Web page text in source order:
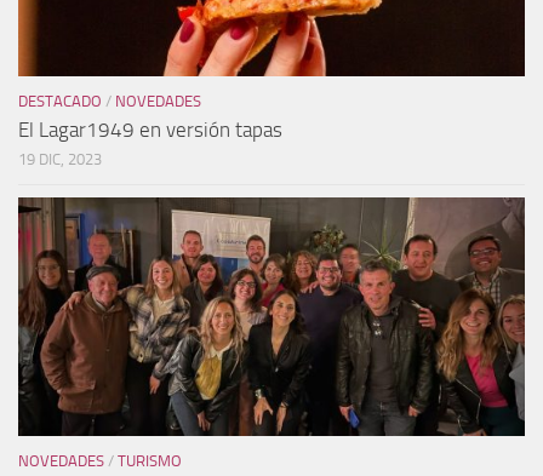
DESTACADO / NOVEDADES
El Lagar1949 en versión tapas
19 DIC, 2023
NOVEDADES / TURISMO